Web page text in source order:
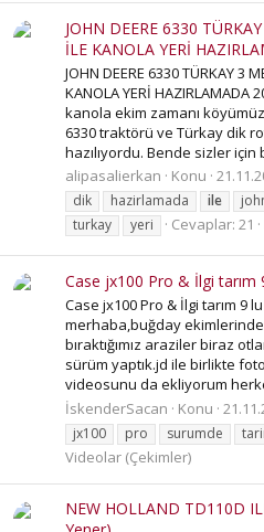
JOHN DEERE 6330
İLE KANOLA YERİ
JOHN DEERE 6330 TÜRKAY 3
KANOLA YERİ
kanola ekim zamanı
6330 traktörü ve Türkay dik
hazılıyordu. Bende sizler
alipasalierkan
Konu
dik
hazirlamada ile
turkay
yeri Cevaplar: 21
Case jx100 Pro & İlgi tarım
Case jx100 Pro & İlgi tarım 9
merhaba,buğday
bıraktığımız araziler biraz
sürüm yaptık.jd ile birlikte
videosunu da ekliyorum
İskenderSacan
Konu
jx100
pro surumde
Videolar (Çekimler)
NEW HOLLAND TD110D